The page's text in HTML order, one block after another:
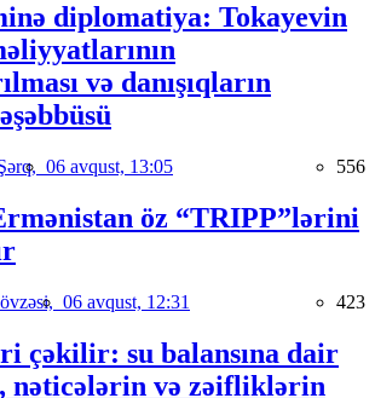
diplomatiya: Tokayevin
və danışıqların
06 avqust, 13:05 556
öz “TRIPP”lərini
06 avqust, 12:31 423
çəkilir: su balansına dair
nəticələrin və zəifliklərin